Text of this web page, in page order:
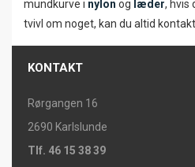
mundkurve i nylon og læder, hvis
tvivl om noget, kan du altid
KONTAKT
Rørgangen 16
2690 Karlslunde
Tlf. 46 15 38 39